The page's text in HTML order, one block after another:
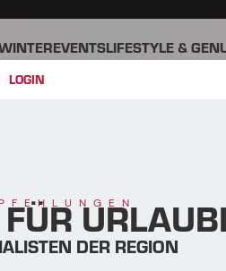
EVENTSLIFESTYLE &
LOGIN
DER REGION